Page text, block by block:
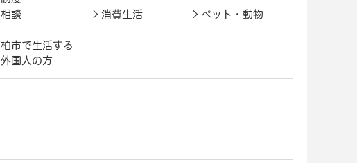
相談 消費生活 ペット・動物
柏市で生活する
外国人の方